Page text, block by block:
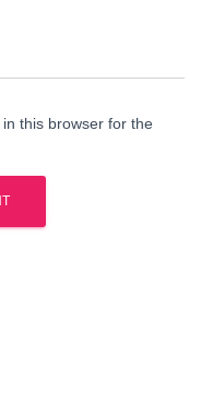
this browser for the